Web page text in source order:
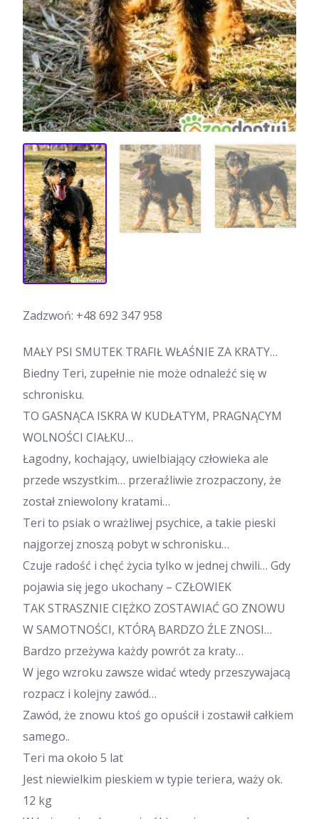
Zadzwoń: +48 692 347 958
MAŁY PSI SMUTEK TRAFIŁ WŁAŚNIE ZA KRATY…
Biedny Teri, zupełnie nie może odnaleźć się w
schronisku.
TO GASNĄCA ISKRA W KUDŁATYM, PRAGNĄCYM
WOLNOŚCI CIAŁKU…
Łagodny, kochający, uwielbiający człowieka ale
przede wszystkim… przeraźliwie zrozpaczony, że
został zniewolony kratami…
Teri to psiak o wrażliwej psychice, a takie pieski
najgorzej znoszą pobyt w schronisku…
Czuje radość i chęć życia tylko w jednej chwili… Gdy
pojawia się jego ukochany – CZŁOWIEK
TAK STRASZNIE CIĘŻKO ZOSTAWIAĆ GO ZNOWU
W SAMOTNOŚCI, KTÓRĄ BARDZO ŹLE ZNOSI…
Bardzo przeżywa każdy powrót za kraty…
W jego wzroku zawsze widać wtedy przeszywajacą
rozpacz i kolejny zawód…
Zawód, że znowu ktoś go opuścił i zostawił całkiem
samego..
Teri ma około 5 lat
Jest niewielkim pieskiem w typie teriera, waży ok.
12 kg